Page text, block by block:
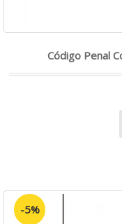
Código Penal
-5%